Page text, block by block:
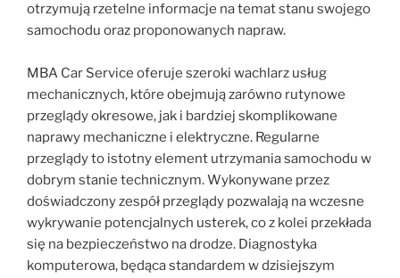
otrzymują rzetelne informacje na temat stanu swojego
samochodu oraz proponowanych napraw.
MBA Car Service oferuje szeroki wachlarz usług
mechanicznych, które obejmują zarówno rutynowe
przeglądy okresowe, jak i bardziej skomplikowane
naprawy mechaniczne i elektryczne. Regularne
przeglądy to istotny element utrzymania samochodu w
dobrym stanie technicznym. Wykonywane przez
doświadczony zespół przeglądy pozwalają na wczesne
wykrywanie potencjalnych usterek, co z kolei przekłada
się na bezpieczeństwo na drodze. Diagnostyka
komputerowa, będąca standardem w dzisiejszym